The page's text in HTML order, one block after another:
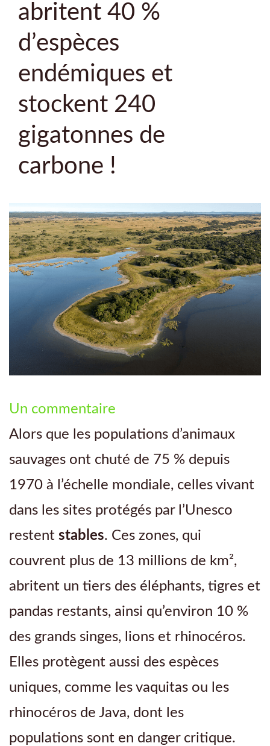
abritent 40 %
d’espèces
endémiques et
stockent 240
gigatonnes de
carbone !
Un commentaire
Les
sites
Unesco
abritent
40
%
d’espèces
endémiques
et
stockent
240
gigatonnes
de
Alors que les populations d’animaux
sauvages ont chuté de 75 % depuis
1970 à l’échelle mondiale, celles vivant
dans les sites protégés par l’Unesco
restent stables. Ces zones, qui
couvrent plus de 13 millions de km²,
abritent un tiers des éléphants, tigres et
pandas restants, ainsi qu’environ 10 %
des grands singes, lions et rhinocéros.
Elles protègent aussi des espèces
uniques, comme les vaquitas ou les
rhinocéros de Java, dont les
populations sont en danger critique.